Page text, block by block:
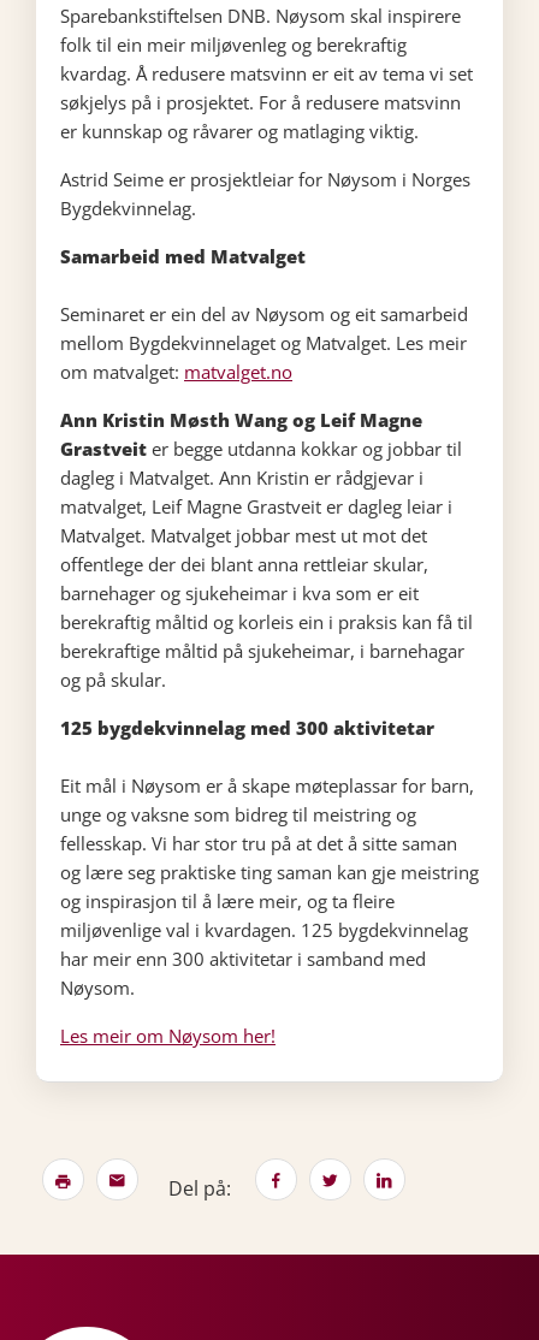
Sparebankstiftelsen DNB. Nøysom skal inspirere
folk til ein meir miljøvenleg og berekraftig
kvardag. Å redusere matsvinn er eit av tema vi set
søkjelys på i prosjektet. For å redusere matsvinn
er kunnskap og råvarer og matlaging viktig.
Astrid Seime er prosjektleiar for Nøysom i Norges
Bygdekvinnelag.
Samarbeid med Matvalget
Seminaret er ein del av Nøysom og eit samarbeid
mellom Bygdekvinnelaget og Matvalget. Les meir
om matvalget: matvalget.no
Ann Kristin Møsth Wang og Leif Magne
Grastveit er begge utdanna kokkar og jobbar til
dagleg i Matvalget. Ann Kristin er rådgjevar i
matvalget, Leif Magne Grastveit er dagleg leiar i
Matvalget. Matvalget jobbar mest ut mot det
offentlege der dei blant anna rettleiar skular,
barnehager og sjukeheimar i kva som er eit
berekraftig måltid og korleis ein i praksis kan få til
berekraftige måltid på sjukeheimar, i barnehagar
og på skular.
125 bygdekvinnelag med 300 aktivitetar
Eit mål i Nøysom er å skape møteplassar for barn,
unge og vaksne som bidreg til meistring og
fellesskap. Vi har stor tru på at det å sitte saman
og lære seg praktiske ting saman kan gje meistring
og inspirasjon til å lære meir, og ta fleire
miljøvenlige val i kvardagen. 125 bygdekvinnelag
har meir enn 300 aktivitetar i samband med
Nøysom.
Les meir om Nøysom her!
Del på: